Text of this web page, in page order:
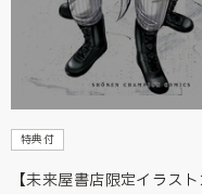
特典付
【未来屋書店限定イラス